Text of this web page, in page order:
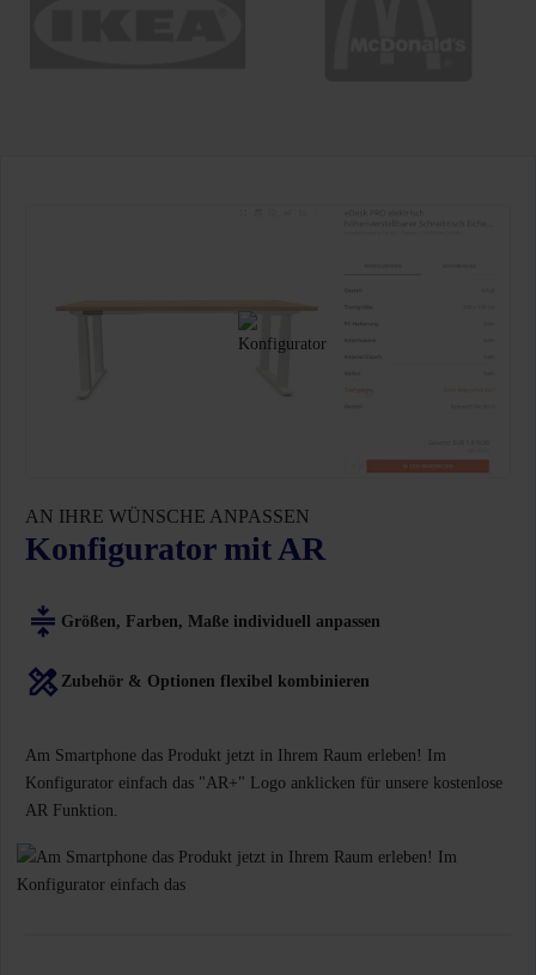
AN IHRE WÜNSCHE ANPASSEN
Konfigurator mit AR
Größen, Farben, Maße individuell anpassen
Zubehör & Optionen flexibel kombinieren
Am Smartphone das Produkt jetzt in Ihrem Raum erleben! Im
Konfigurator einfach das "AR+" Logo anklicken für unsere kostenlose
AR Funktion.